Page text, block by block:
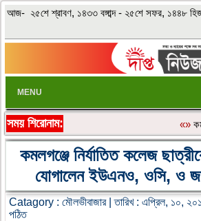
আজ- ২৫শে শ্রাবণ, ১৪৩৩ বঙ্গাব্দ - ২৫শে সফর, ১৪৪৮
MENU
সময় শিরোনাম: «»
কমলগঞ্জে নির্যাতিত কলেজ
যোগালেন ইউএনও, ওসি, ও
Catagory : মৌলভীবাজার| তারিখ : এপ্রিল, ১০,
পঠিত